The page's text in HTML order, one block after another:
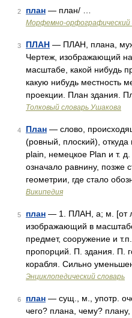
2 план — план/ …
Морфемно-орфографический
3 ПЛАН — ПЛАН, плана, муж.
Чертеж, изображающий
масштабе, какой нибудь
какую нибудь местность
проекции. План здания.
Толковый словарь Ушакова
4 План — слово,
(ровный, плоский), откуда
plain, немецкое Plan и т.
означало равнину, позже
геометрии, где стало
Википедия
5 план — 1. ПЛАН, а; м. [от
изображающий в
предмет, сооружение и
пропорций. П. здания. П.
корабля. Сильно
Энциклопедический словарь
6 план — сущ., м., употр.
чего? плана, чему?